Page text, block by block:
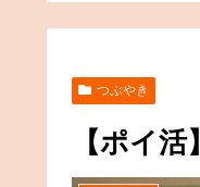
つぶやき
【ポイ